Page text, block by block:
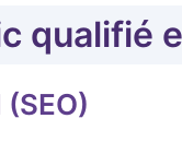
qualifié